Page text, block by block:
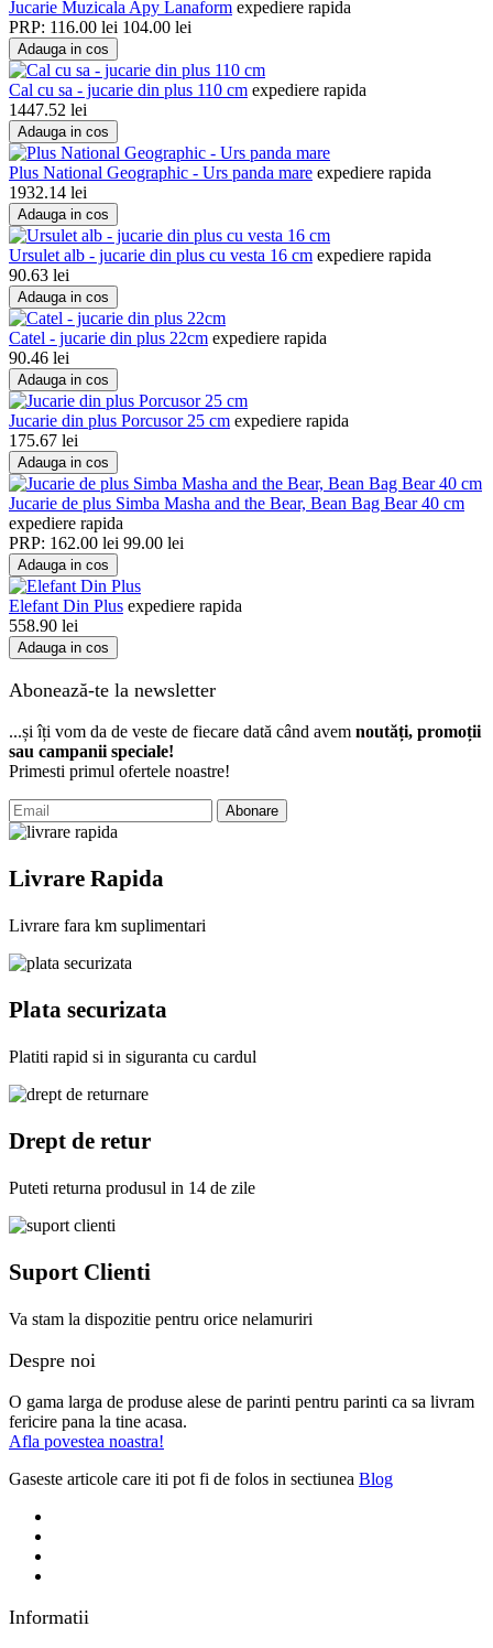
Jucarie Muzicala Apy Lanaform expediere rapida
PRP: 116.00 lei 104.00 lei
Adauga in cos
Cal cu sa - jucarie din plus 110 cm expediere rapida
1447.52 lei
Adauga in cos
Plus National Geographic - Urs panda mare expediere rapida
1932.14 lei
Adauga in cos
Ursulet alb - jucarie din plus cu vesta 16 cm expediere rapida
90.63 lei
Adauga in cos
Catel - jucarie din plus 22cm expediere rapida
90.46 lei
Adauga in cos
Jucarie din plus Porcusor 25 cm expediere rapida
175.67 lei
Adauga in cos
Jucarie de plus Simba Masha and the Bear, Bean Bag Bear 40 cm
expediere rapida
PRP: 162.00 lei 99.00 lei
Adauga in cos
Elefant Din Plus expediere rapida
558.90 lei
Adauga in cos
Abonează-te la newsletter
...și îți vom da de veste de fiecare dată când avem noutăți, promoții
sau campanii speciale!
Primesti primul ofertele noastre!
Abonare
Livrare Rapida
Livrare fara km suplimentari
Plata securizata
Platiti rapid si in siguranta cu cardul
Drept de retur
Puteti returna produsul in 14 de zile
Suport Clienti
Va stam la dispozitie pentru orice nelamuriri
Despre noi
O gama larga de produse alese de parinti pentru parinti ca sa livram
fericire pana la tine acasa.
Afla povestea noastra!
Gaseste articole care iti pot fi de folos in sectiunea Blog
Informatii